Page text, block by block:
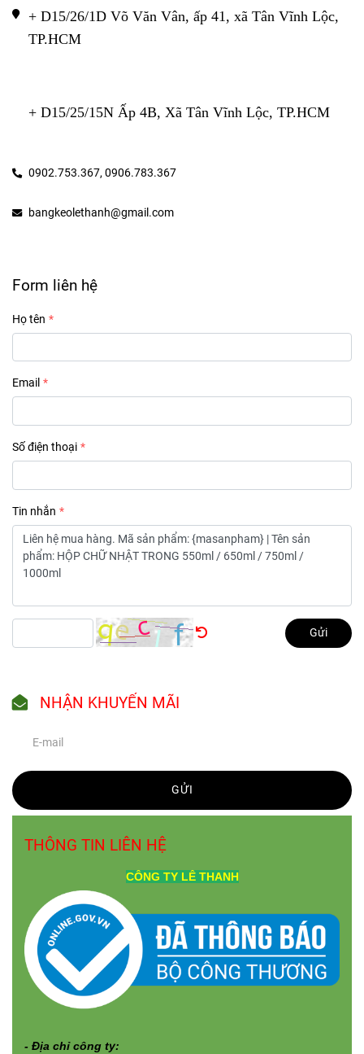
+ D15/26/1D Võ Văn Vân, ấp 41, xã Tân Vĩnh Lộc,
TP.HCM
+ D15/25/15N Ấp 4B, Xã Tân Vĩnh Lộc, TP.HCM
0902.753.367,0906.783.367
bangkeolethanh@gmail.com
Form liên hệ
Họ tên
Email
Số điện thoại
Tin nhắn
Gửi
NHẬN KHUYẾN MÃI
GỬI
THÔNG TIN LIÊN HỆ
CÔNG TY LÊ THANH
- Địa chỉ công ty: